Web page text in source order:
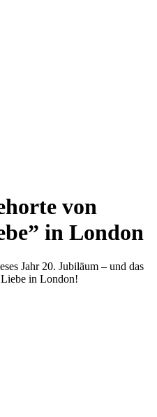
von
in London
Jahr 20. Jubiläum – und das
in London!